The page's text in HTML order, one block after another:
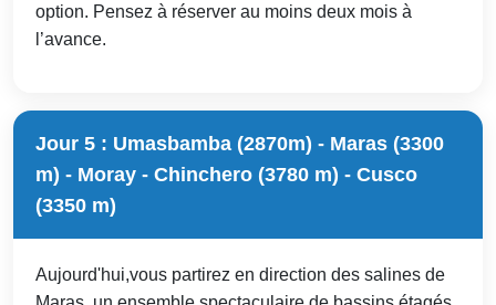
option. Pensez à réserver au moins deux mois à
l’avance.
Jour 5 : Umasbamba (2870m) - Maras (3300
m) - Moray - Chinchero (3780 m) - Cusco
(3350 m)
Aujourd'hui,vous partirez en direction des salines de